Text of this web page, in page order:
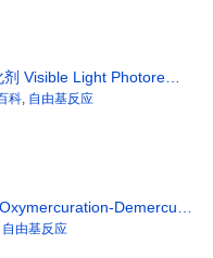
Visible Light Photore…
科 自由基反应
Demercu…
自由基反应